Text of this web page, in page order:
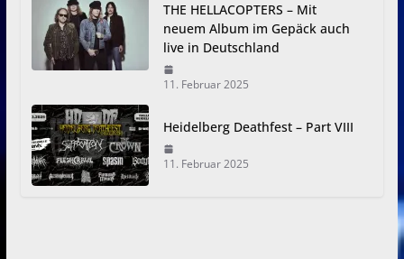
THE HELLACOPTERS – Mit
neuem Album im Gepäck auch
live in Deutschland
11. Februar 2025
Heidelberg Deathfest – Part VIII
11. Februar 2025